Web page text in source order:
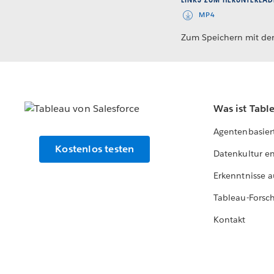
MP4
Zum Speichern mit
Kostenlos testen
Was ist
Datenkultur
Erkenntnisse
Tableau-
Kontakt